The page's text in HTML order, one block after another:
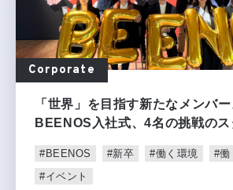
Corporate
「世界」を目指す新たなメンバ
BEENOS入社式、4名の挑戦のス
#BEENOS #新卒 #働く環境
#働
#イベント